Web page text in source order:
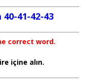
40-41-42-43
correct word.
içine alın.